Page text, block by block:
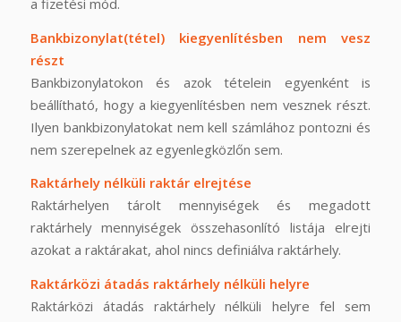
Bankbizonylat(tétel) kiegyenlítésben nem vesz
részt
Bankbizonylatokon és azok tételein egyenként is
beállítható, hogy a kiegyenlítésben nem vesznek részt.
Ilyen bankbizonylatokat nem kell számlához pontozni és
nem szerepelnek az egyenlegközlőn sem.
Raktárhely nélküli raktár elrejtése
Raktárhelyen tárolt mennyiségek és megadott
raktárhely mennyiségek összehasonlító listája elrejti
azokat a raktárakat, ahol nincs definiálva raktárhely.
Raktárközi átadás raktárhely nélküli helyre
Raktárközi átadás raktárhely nélküli helyre fel sem